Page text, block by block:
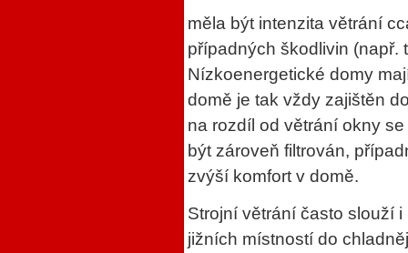
měla být intenzita větrání
případných škodlivin (např.
Nízkoenergetické domy
domě je tak vždy zajištěn
na rozdíl od větrání okny
být zároveň filtrován,
zvýší komfort v domě.
Strojní větrání často slouží
jižních místností do